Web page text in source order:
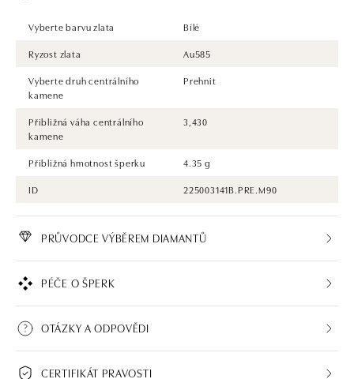
Vyberte barvu zlata
Bílé
Ryzost zlata
Au585
Vyberte druh centrálního
kamene
Prehnit
Přibližná váha centrálního
kamene
3,430
Přibližná hmotnost šperku
4.35 g
ID
225003141B.PRE.M90
PRŮVODCE VÝBĚREM DIAMANTŮ
PÉČE O ŠPERK
OTÁZKY A ODPOVĚDI
CERTIFIKÁT PRAVOSTI